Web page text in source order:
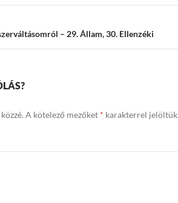
– 29. Állam, 30. Ellenzéki
A kötelező mezőket * karakterrel jelöltük